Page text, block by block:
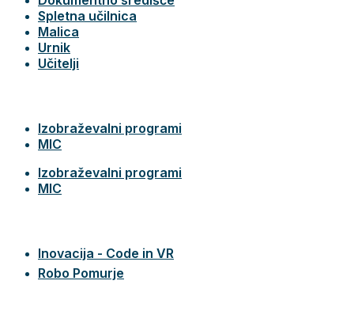
Spletna učilnica
Malica
Urnik
Učitelji
Izobraževalni programi
MIC
Izobraževalni programi
MIC
Inovacija - Code in VR
Robo Pomurje